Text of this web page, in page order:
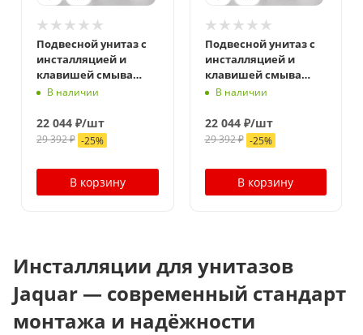
Подвесной унитаз с
инсталляцией и
клавишей смыва
Jaquar Kubix
В наличии
22 044 ₽/шт
29 392₽ -25%
В корзину
Подвесной унитаз с
инсталляцией и
клавишей смыва
Jaquar Opal Prime
В наличии
22 044₽/шт
29 392₽ -25%
В корзину
Инсталляции для унитазов
Jaquar — современный стандарт
монтажа и надёжности